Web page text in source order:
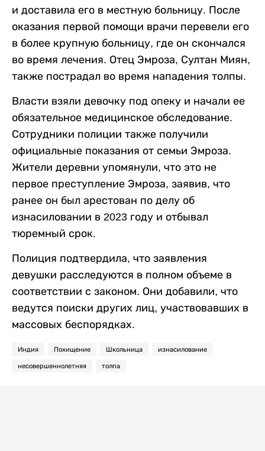
и доставила его в местную больницу. После
оказания первой помощи врачи перевели его
в более крупную больницу, где он скончался
во время лечения. Отец Эмроза, Султан Миян,
также пострадал во время нападения толпы.
Власти взяли девочку под опеку и начали ее
обязательное медицинское обследование.
Сотрудники полиции также получили
официальные показания от семьи Эмроза.
Жители деревни упомянули, что это не
первое преступление Эмроза, заявив, что
ранее он был арестован по делу об
изнасиловании в 2023 году и отбывал
тюремный срок.
Полиция подтвердила, что заявления
девушки расследуются в полном объеме в
соответствии с законом. Они добавили, что
ведутся поиски других лиц, участвовавших в
массовых беспорядках.
Индия Похищение Школьница изнасилование
несовершеннолетняя толпа